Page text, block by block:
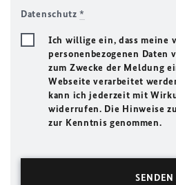
Datenschutz*
Ich willige ein, dass meine
personenbezogenen Daten
zum Zwecke der Meldung
Webseite verarbeitet
kann ich jederzeit mit
widerrufen. Die Hinweise
zur Kenntnis genommen.